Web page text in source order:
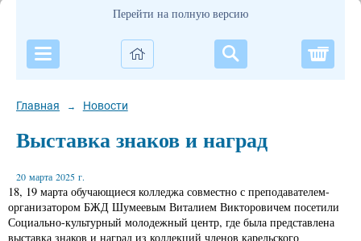
Перейти на полную версию
Главная → Новости
Выставка знаков и наград
20 марта 2025 г.
18, 19 марта обучающиеся колледжа совместно с преподавателем-
организатором БЖД Шумеевым Виталием Викторовичем посетили
Социально-культурный молодежный центр, где была представлена
выставка знаков и наград из коллекций членов карельского